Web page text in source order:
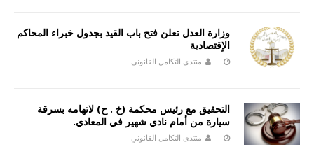
وزارة العدل تعلن فتح باب القيد بجدول خبراء المحاكم
الإقتصادية
منتدى التكامل القانوني
التحقيق مع رئيس محكمة (خ . ح) لاتهامه بسرقة
سيارة من أمام نادي شهير في المعادي.
منتدى التكامل القانوني